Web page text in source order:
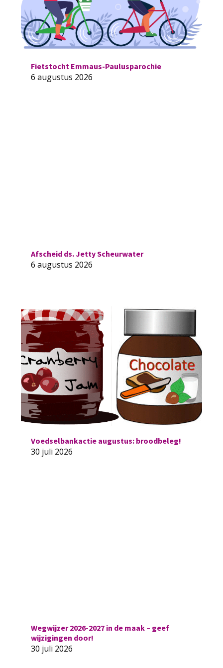
Fietstocht Emmaus-Paulusparochie
6 augustus 2026
Afscheid ds. Jetty Scheurwater
6 augustus 2026
Voedselbankactie augustus: broodbeleg!
30 juli 2026
Wegwijzer 2026-2027 in de maak – geef
wijzigingen door!
30 juli 2026